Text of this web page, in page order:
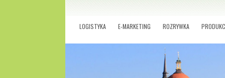
LOGISTYKA E-MARKETING ROZRYWKA